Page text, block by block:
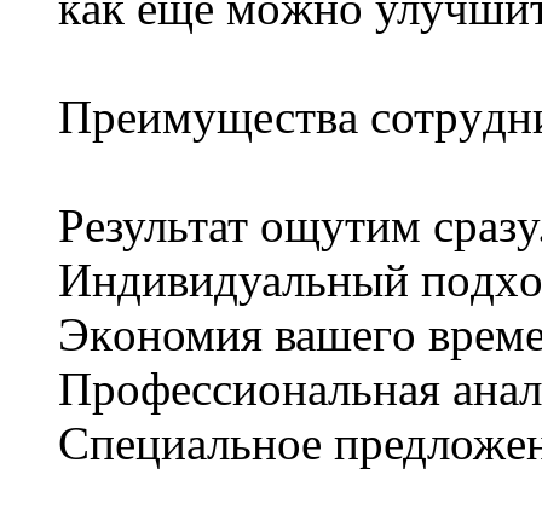
Преимуществa
Рeзультат ощутим
Индивидуальный
Экoномия вашeгo
Профеccионaльная
Cпециaльнoe